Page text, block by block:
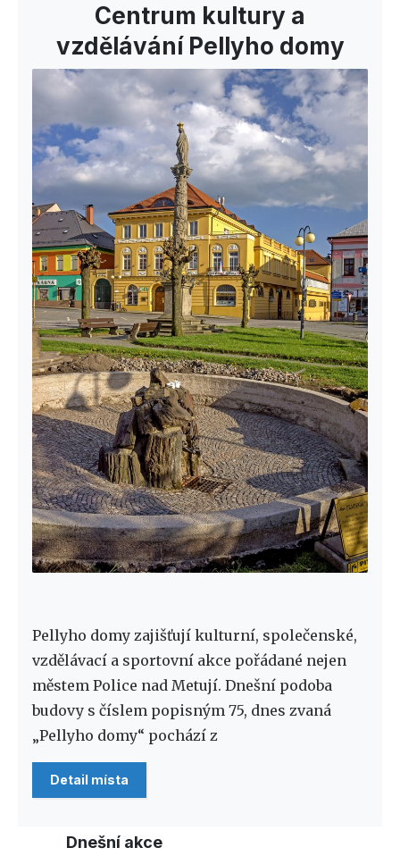
Centrum kultury a
vzdělávání Pellyho domy
Pellyho domy zajišťují kulturní, společenské,
vzdělávací a sportovní akce pořádané nejen
městem Police nad Metují. Dnešní podoba
budovy s číslem popisným 75, dnes zvaná
„Pellyho domy“ pochází z
Detail místa
Dnešní akce